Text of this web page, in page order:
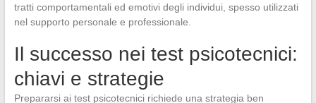
tratti comportamentali ed emotivi degli individui, spesso utilizzati
nel supporto personale e professionale.
Il successo nei test psicotecnici:
chiavi e strategie
Prepararsi ai test psicotecnici richiede una strategia ben